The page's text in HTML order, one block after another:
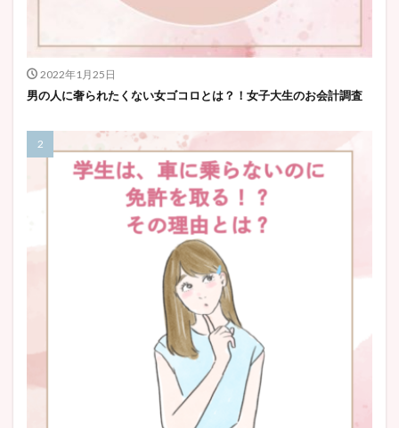
2022年1月25日
男の人に奢られたくない女ゴコロとは？！女子大生のお会計調査